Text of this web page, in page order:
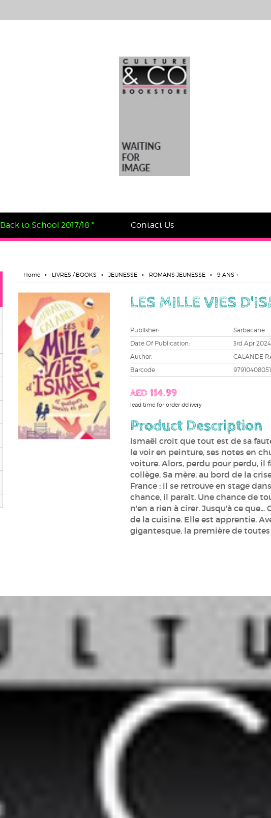
Back to School 2017/18 * Contact Us
Home LIVRES / BOOKS JEUNESSE ROMANS JEUNESSE 9 ANS +
LES MILLE VIES
Publisher:
Sarbacane
Date Of Publication:
3rd Apr 2024
Author:
CALANDE
Barcode
AED 114.99
lead time for order delivery
Product Description
Ismaël croit que tout est de sa
le voir en peinture, ses notes en
voiture. Alors, perdu pour perdu, il
collège. Sa mère, au bord de la
France : il se retrouve en stage
chance, il paraît. Une chance de
n'en a rien à cirer. Jusqu'à ce
de la cuisine. Elle est apprentie.
gigantesque, la première de toutes